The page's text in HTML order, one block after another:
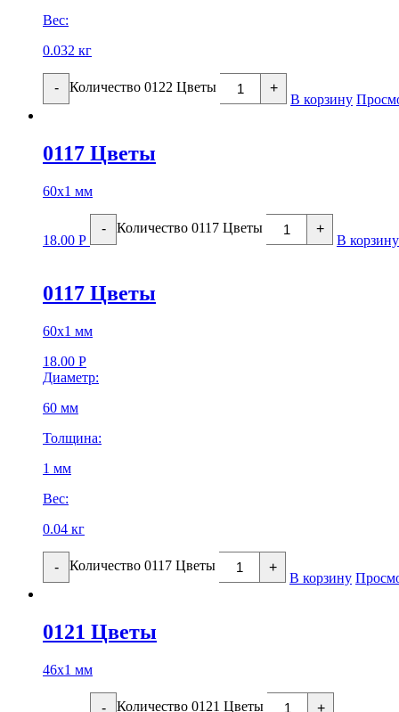
Вес:
0.032 кг
- Количество 0122 Цветы +
В корзину
0117 Цветы
60х1 мм
18.00 Р
- Количество 0117 Цветы +
В корзину
0117 Цветы
60х1 мм
18.00 Р
Диаметр:
60 мм
Толщина:
1 мм
Вес:
0.04 кг
- Количество 0117 Цветы +
В корзину
0121 Цветы
46х1 мм
- Количество 0121 Цветы +